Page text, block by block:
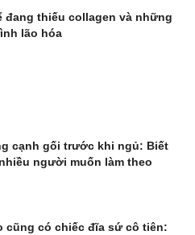
đang thiếu collagen và những
lão hóa
cạnh gối trước khi ngủ: Biết
người muốn làm theo
cũng có chiếc đĩa sứ cô tiên: